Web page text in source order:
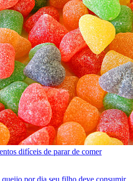
difíceis de parar de comer